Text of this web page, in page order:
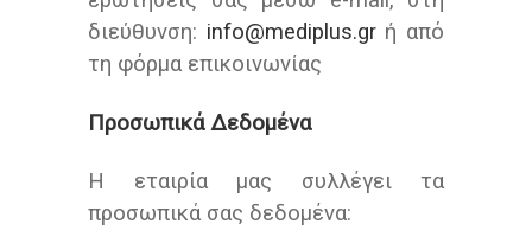
διεύθυνση: info@mediplus.grή από
τη φόρμα επικοινωνίας
Προσωπικά Δεδομένα
Η εταιρία μας συλλέγει τα
προσωπικά σας δεδομένα: